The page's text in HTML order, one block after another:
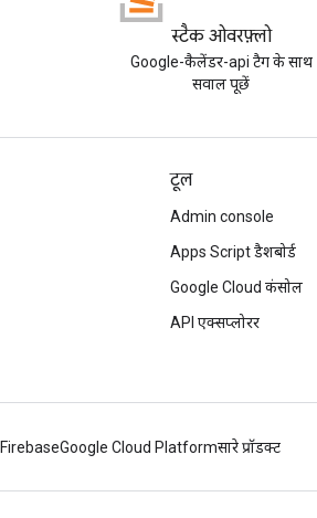
स्टैक ओवरफ़्लो
Google-कैलेंडर-api टैग के साथ
सवाल पूछें
टूल
Admin console
Apps Script डैशबोर्ड
Google Cloud कंसोल
API एक्सप्लोरर
FirebaseGoogle Cloud Platformसारे प्रॉडक्ट